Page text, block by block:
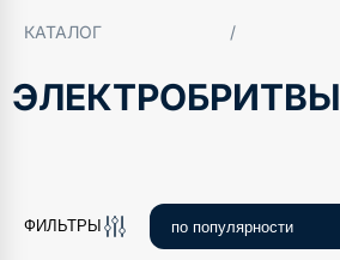
КАТАЛОГ /
ЭЛЕКТРОБРИТВЫ
ФИЛЬТРЫ